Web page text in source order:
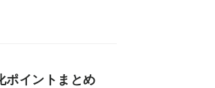
ポイントまとめ